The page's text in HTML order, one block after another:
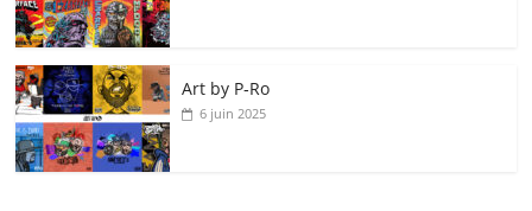
Art by P‑Ro
6 juin 2025